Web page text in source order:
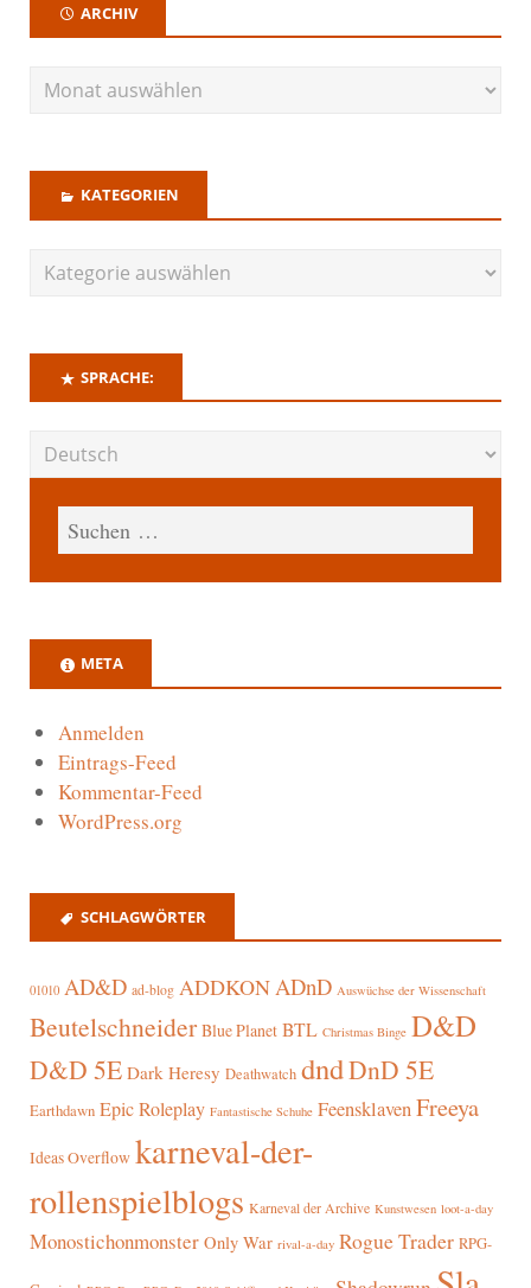
ARCHIV
KATEGORIEN
SPRACHE:
META
Anmelden
Eintrags-Feed
Kommentar-Feed
WordPress.org
SCHLAGWÖRTER
01010 AD&D ad-blog ADDKONADnD Auswüchse der Wissenschaft
Beutelschneider Blue Planet BTL Christmas Binge D&D
D&D 5E Dark Heresy Deathwatch dndDnD 5E
Earthdawn Epic Roleplay Fantastische Schuhe FeensklavenFreeya
Ideas Overflow karneval-der-
rollenspielblogs Karneval der Archive Kunstwesen loot-a-day
Monostichonmonster Only War rival-a-day Rogue Trader RPG-